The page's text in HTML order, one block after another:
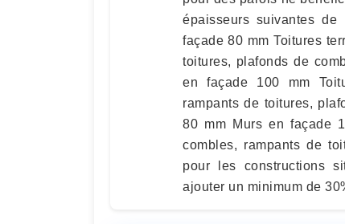
épaisseurs suivantes
façade 80 mm Toitures
toitures, plafonds de
en façade 100 mm
rampants de toitures,
80 mm Murs en façade
combles, rampants de
pour les constructions
ajouter un minimum de